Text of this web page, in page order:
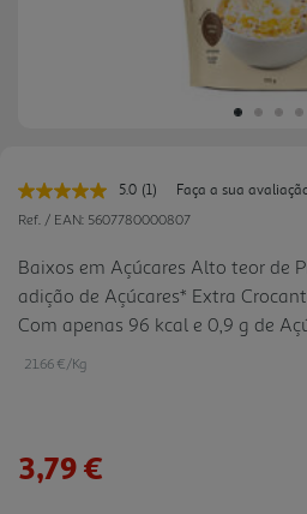
5.0 Leu
uma
para
a
mesma
página.
(1)
Faça a sua
Ref. / EAN: 5607780000807
Baixos em Açúcares Alto teor de
adição de Açúcares* Extra
Com apenas 96 kcal e 0,9 g de
porção (25 g) *Contém açúcares
21.66 €/Kg
3,79 €